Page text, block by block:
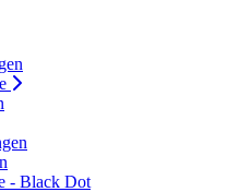
- Black Dot